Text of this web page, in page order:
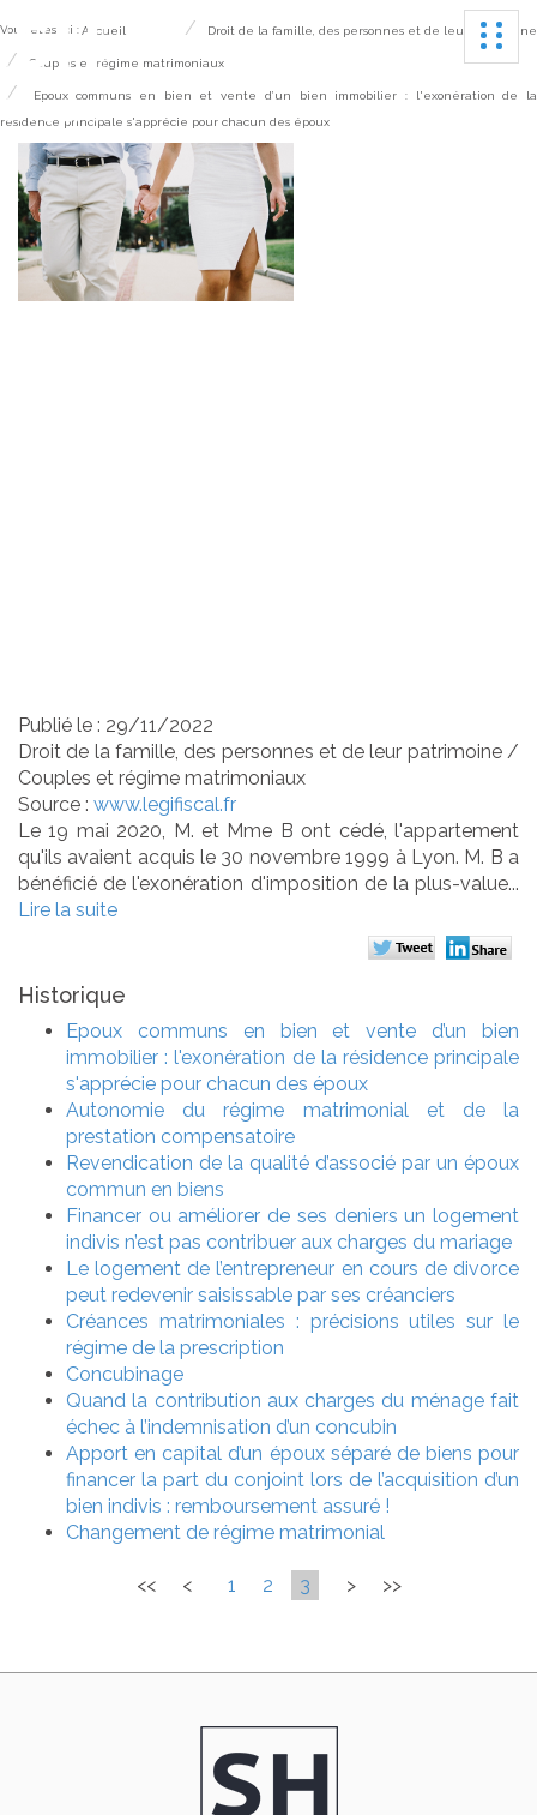
Vous êtes ici :Accueil Droit de la famille, des personnes et de leur patrimoine
Couples et régime matrimoniaux
Epoux communs en bien et vente d’un bien immobilier : l'exonération de la
résidence principale s'apprécie pour chacun des époux
Publié le : 29/11/2022
Droit de la famille, des personnes et de leur patrimoine/
Couples et régime matrimoniaux
Source : www.legifiscal.fr
Le 19 mai 2020, M. et Mme B ont cédé, l'appartement
qu'ils avaient acquis le 30 novembre 1999 à Lyon. M. B a
bénéficié de l'exonération d'imposition de la plus-value...
Lire la suite
Historique
Epoux communs en bien et vente d’un bien
immobilier : l'exonération de la résidence principale
s'apprécie pour chacun des époux
Autonomie du régime matrimonial et de la
prestation compensatoire
Revendication de la qualité d’associé par un époux
commun en biens
Financer ou améliorer de ses deniers un logement
indivis n’est pas contribuer aux charges du mariage
Le logement de l’entrepreneur en cours de divorce
peut redevenir saisissable par ses créanciers
Créances matrimoniales : précisions utiles sur le
régime de la prescription
Concubinage
Quand la contribution aux charges du ménage fait
échec à l’indemnisation d’un concubin
Apport en capital d’un époux séparé de biens pour
financer la part du conjoint lors de l’acquisition d’un
bien indivis : remboursement assuré !
Changement de régime matrimonial
<< < 1 2 3 > >>